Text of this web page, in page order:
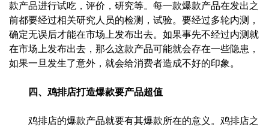
款产品进行试吃，评价，研究等。每一款爆款产品在发出之
前都要经过相关研究人员的检测，试验。要经过多轮内测，
确定无误后才能在市场上发布出去。如果事先不经过内测就
在市场上发布出去，那么这款产品可能就会存在一些隐患，
如果一旦发生了意外，就会给消费者造成不好的印象。
四、鸡排店打造爆款要产品超值
鸡排店的爆款产品就要有其爆款所在的意义。鸡排店之